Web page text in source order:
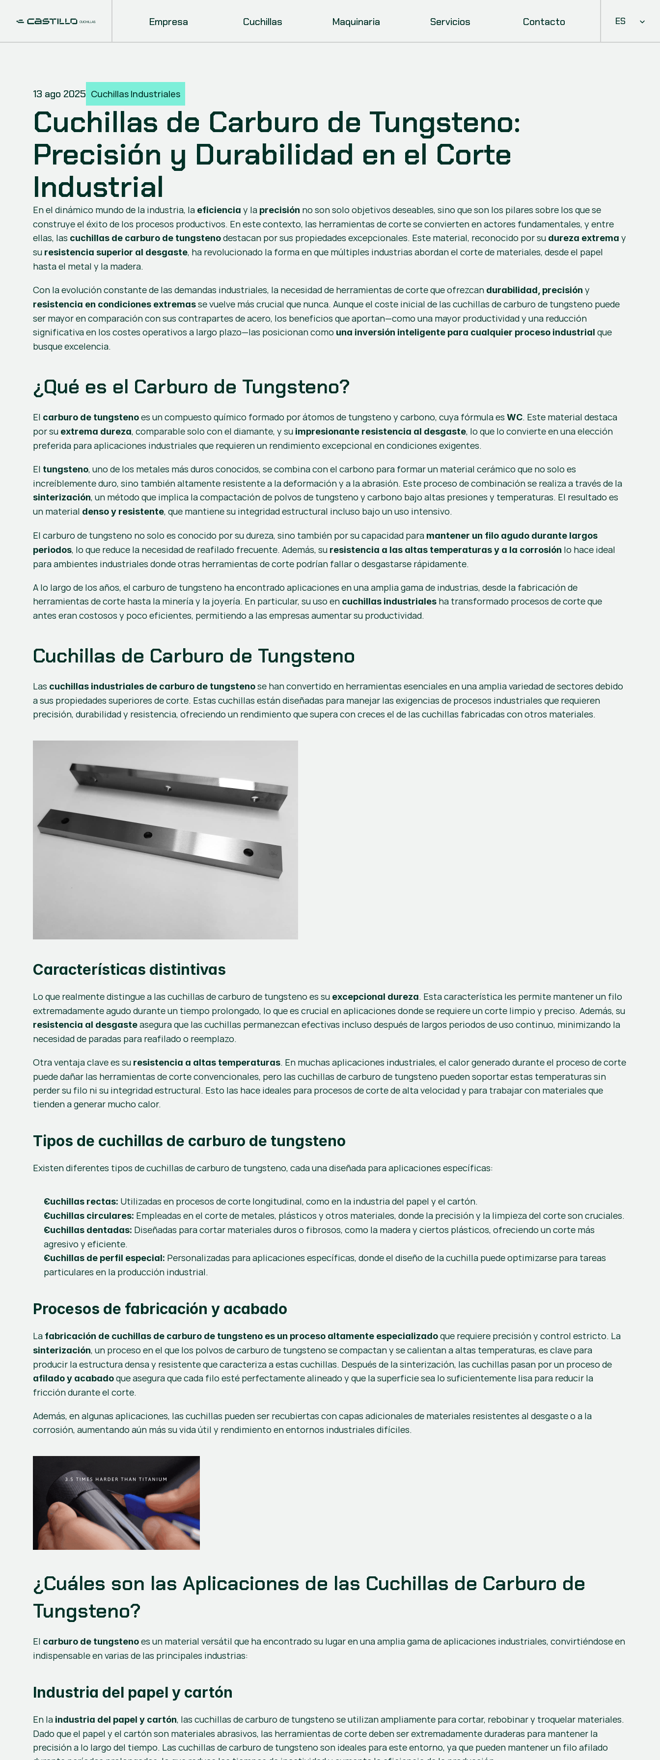
Empresa Cuchillas Maquinaria Servicios Contacto Select
ES
13 ago 2025 Cuchillas Industriales
Cuchillas de Carburo de Tungsteno:
Precisión y Durabilidad en el Corte
Industrial
En el dinámico mundo de la industria, la eficiencia y la precisión no son solo objetivos deseables, sino que son los pilares sobre los que se
construye el éxito de los procesos productivos. En este contexto, las herramientas de corte se convierten en actores fundamentales, y entre
ellas, las cuchillas de carburo de tungsteno destacan por sus propiedades excepcionales. Este material, reconocido por su dureza extrema y
su resistencia superior al desgaste, ha revolucionado la forma en que múltiples industrias abordan el corte de materiales, desde el papel
hasta el metal y la madera.
Con la evolución constante de las demandas industriales, la necesidad de herramientas de corte que ofrezcan durabilidad, precisión
resistencia en condiciones extremas se vuelve más crucial que nunca. Aunque el coste inicial de las cuchillas de carburo de tungsteno puede
ser mayor en comparación con sus contrapartes de acero, los beneficios que aportan—como una mayor productividad y una reducción
significativa en los costes operativos a largo plazo—las posicionan como una inversión inteligente para cualquier proceso industrial que
busque excelencia.
¿Qué es el Carburo de Tungsteno?
El carburo de tungsteno es un compuesto químico formado por átomos de tungsteno y carbono, cuya fórmula es WC. Este material destaca
por su extrema dureza, comparable solo con el diamante, y su impresionante resistencia al desgaste, lo que lo convierte en una elección
preferida para aplicaciones industriales que requieren un rendimiento excepcional en condiciones exigentes.
El tungsteno, uno de los metales más duros conocidos, se combina con el carbono para formar un material cerámico que no solo es
sinterización, un método que implica la compactación de polvos de tungsteno y carbono bajo altas presiones y temperaturas. El resultado es
un material denso y resistente, que mantiene su integridad estructural incluso bajo un uso intensivo.
El carburo de tungsteno no solo es conocido por su dureza, sino también por su capacidad para mantener un filo agudo durante largos
periodos, lo que reduce la necesidad de reafilado frecuente. Además, su resistencia a las altas temperaturas y a la corrosión lo hace ideal
para ambientes industriales donde otras herramientas de corte podrían fallar o desgastarse rápidamente.
A lo largo de los años, el carburo de tungsteno ha encontrado aplicaciones en una amplia gama de industrias, desde la fabricación de
herramientas de corte hasta la minería y la joyería. En particular, su uso en cuchillas industriales ha transformado procesos de corte que
antes eran costosos y poco eficientes, permitiendo a las empresas aumentar su productividad.
Cuchillas de Carburo de Tungsteno
Las cuchillas industriales de carburo de tungsteno se han convertido en herramientas esenciales en una amplia variedad de sectores debido
a sus propiedades superiores de corte. Estas cuchillas están diseñadas para manejar las exigencias de procesos industriales que requieren
precisión, durabilidad y resistencia, ofreciendo un rendimiento que supera con creces el de las cuchillas fabricadas con otros materiales.
Características distintivas
Lo que realmente distingue a las cuchillas de carburo de tungsteno es su excepcional dureza. Esta característica les permite mantener un filo
resistencia al desgaste asegura que las cuchillas permanezcan efectivas incluso después de largos periodos de uso continuo, minimizando la
necesidad de paradas para reafilado o reemplazo.
Otra ventaja clave es su resistencia a altas temperaturas. En muchas aplicaciones industriales, el calor generado durante el proceso de corte
puede dañar las herramientas de corte convencionales, pero las cuchillas de carburo de tungsteno pueden soportar estas temperaturas sin
perder su filo ni su integridad estructural. Esto las hace ideales para procesos de corte de alta velocidad y para trabajar con materiales que
tienden a generar mucho calor.
Tipos de cuchillas de carburo de tungsteno
Existen diferentes tipos de cuchillas de carburo de tungsteno, cada una diseñada para aplicaciones específicas:
Cuchillas rectas: Utilizadas en procesos de corte longitudinal, como en la industria del papel y el cartón.
Cuchillas circulares: Empleadas en el corte de metales, plásticos y otros materiales, donde la precisión y la limpieza del corte son cruciales.
Cuchillas dentadas: Diseñadas para cortar materiales duros o fibrosos, como la madera y ciertos plásticos, ofreciendo un corte más
agresivo y eficiente.
Cuchillas de perfil especial: Personalizadas para aplicaciones específicas, donde el diseño de la cuchilla puede optimizarse para tareas
particulares en la producción industrial.
Procesos de fabricación y acabado
La fabricación de cuchillas de carburo de tungsteno es un proceso altamente especializado
sinterización, un proceso en el que los polvos de carburo de tungsteno se compactan y se calientan a altas temperaturas, es clave para
afilado y acabado que asegura que cada filo esté perfectamente alineado y que la superficie sea lo suficientemente lisa para reducir la
fricción durante el corte.
Además, en algunas aplicaciones, las cuchillas pueden ser recubiertas con capas adicionales de materiales resistentes al desgaste o a la
corrosión, aumentando aún más su vida útil y rendimiento en entornos industriales difíciles.
¿Cuáles son las Aplicaciones de las Cuchillas de Carburo de
Tungsteno?
El carburo de tungsteno es un material versátil que ha encontrado su lugar en una amplia gama de aplicaciones industriales, convirtiéndose en
indispensable en varias de las principales industrias:
Industria del papel y cartón
En la industria del papel y cartón, las cuchillas de carburo de tungsteno se utilizan ampliamente para cortar, rebobinar y troquelar materiales.
Dado que el papel y el cartón son materiales abrasivos, las herramientas de corte deben ser extremadamente duraderas para mantener la
precisión a lo largo del tiempo. Las cuchillas de carburo de tungsteno son ideales para este entorno, ya que pueden mantener un filo afilado